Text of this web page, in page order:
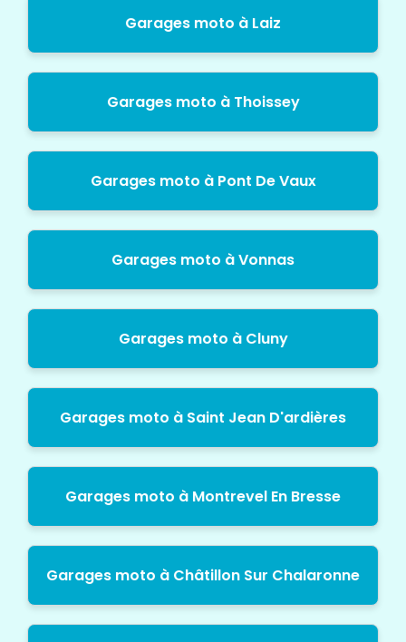
Garages moto à Laiz
Garages moto à Thoissey
Garages moto à Pont De Vaux
Garages moto à Vonnas
Garages moto à Cluny
Garages moto à Saint Jean D'ardières
Garages moto à Montrevel En Bresse
Garages moto à Châtillon Sur Chalaronne